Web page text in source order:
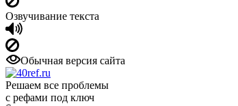
Озвучивание текста
Обычная версия сайта
Решаем все проблемы
с рефами под ключ